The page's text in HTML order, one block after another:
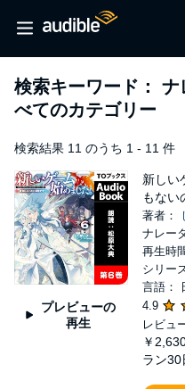
検索キーワード： ナ
べてのカテゴリー
検索結果 11 のうち 1 - 11 件
プレビューの
再生
新しい
もない
著者：
ナレー
再生時
シリー
言語：
4.9
レビュ
￥
ラン30